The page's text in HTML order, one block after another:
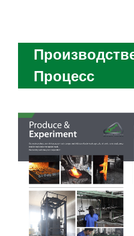
Процесс